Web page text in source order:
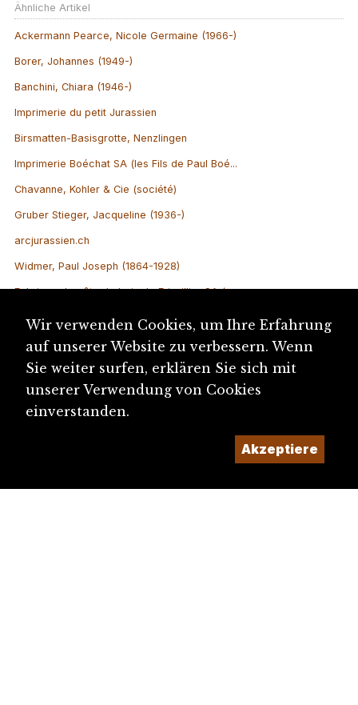
Ähnliche Artikel
Ackermann Pearce, Nicole Germaine (1966-)
Borer, Johannes (1949-)
Banchini, Chiara (1946-)
Imprimerie du petit Jurassien
Birsmatten-Basisgrotte, Nenzlingen
Imprimerie Boéchat SA (les Fils de Paul Boé...
Chavanne, Kohler & Cie (société)
Gruber Stieger, Jacqueline (1936-)
arcjurassien.ch
Widmer, Paul Joseph (1864-1928)
Fabrique de pâte de bois de Frinvillier SA (...
Blechnagel, Urban (?-1530)
Wir verwenden Cookies, um Ihre Erfahrung
auf unserer Website zu verbessern. Wenn
Sie weiter surfen, erklären Sie sich mit
unserer Verwendung von Cookies
einverstanden.
Akzeptiere